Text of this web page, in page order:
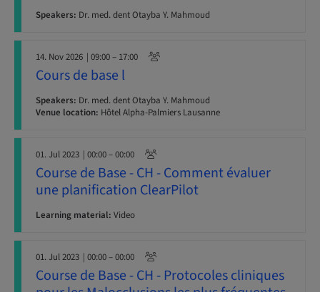
Speakers: Dr. med. dent Otayba Y. Mahmoud
14. Nov 2026 | 09:00 – 17:00
Cours de base l
Speakers: Dr. med. dent Otayba Y. Mahmoud
Venue location: Hôtel Alpha-Palmiers Lausanne
01. Jul 2023 | 00:00 – 00:00
Course de Base - CH - Comment évaluer
une planification ClearPilot
Learning material: Video
01. Jul 2023 | 00:00 – 00:00
Course de Base - CH - Protocoles cliniques